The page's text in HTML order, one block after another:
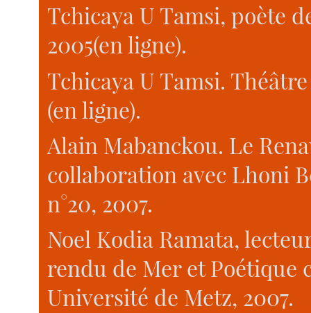
Tchicaya U Tamsi, poète
2005(en ligne).
Tchicaya U Tamsi.
(en ligne).
Alain Mabanckou. Le
collaboration avec Lhoni
n°20, 2007.
Noel Kodia Ramata,
rendu de Mer et Poétique
Université de Metz, 2007.